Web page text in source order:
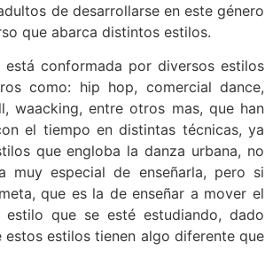
de desarrollarse en este género
que abarca distintos estilos.
está conformada por diversos estilos
como: hip hop, comercial dance,
waacking, entre otros mas, que han
el tiempo en distintas técnicas, ya
que engloba la danza urbana, no
muy especial de enseñarla, pero si
que es la de enseñar a mover el
estilo que se esté estudiando, dado
estos estilos tienen algo diferente que